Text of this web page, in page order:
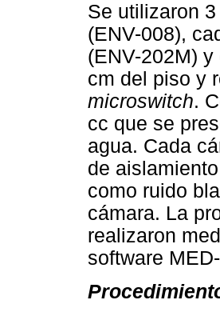
Se utilizaron
(ENV-008),
(ENV-202M)
cm del piso y
microswitch.
cc que se
agua. Cada
de
como ruido
cámara. La
realizaron
software